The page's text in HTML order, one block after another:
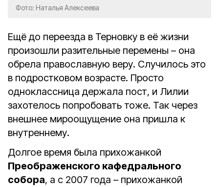
Фото: Наталья Алексеева
Ещё до переезда в Терновку в её жизни
произошли разительные перемены – она
обрела православную веру. Случилось это
в подростковом возрасте. Просто
одноклассница держала пост, и Лилии
захотелось попробовать тоже. Так через
внешнее мироощущение она пришла к
внутреннему.
Долгое время была прихожанкой
Преображенского кафедрального
собора, а с 2007 года – прихожанкой